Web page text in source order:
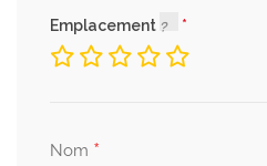
Emplacement
Nom *